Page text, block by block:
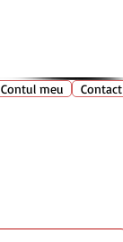
Contul meu Contact